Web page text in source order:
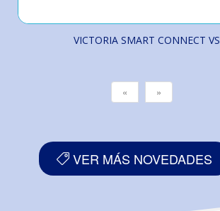
VICTORIA SMART CONNECT VS
« »
VER MÁS NOVEDADES